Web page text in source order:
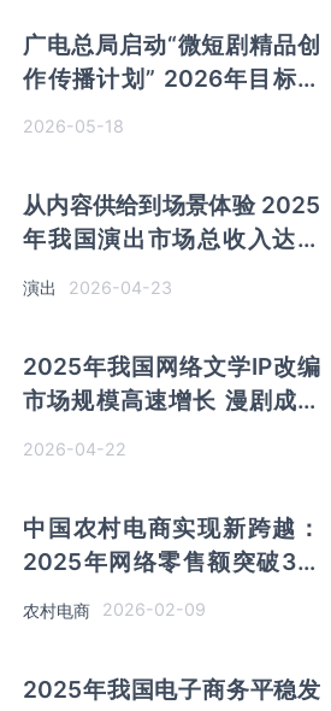
广电总局启动“微短剧精品创
作传播计划” 2026年目标推
2026-05-18
从内容供给到场景体验 2025
年我国演出市场总收入达到
837.22亿元
演出 2026-04-23
2025年我国网络文学IP改编
市场规模高速增长 漫剧成为
2026-04-22
中国农村电商实现新跨越：
2025年网络零售额突破3万
亿元 供应链与物流体系全面
升级
农村电商 2026-02-09
2025年我国电子商务平稳发